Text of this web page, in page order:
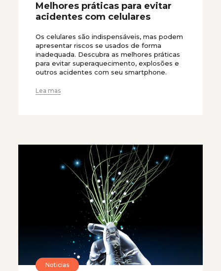
Melhores práticas para evitar
acidentes com celulares
Os celulares são indispensáveis, mas podem
apresentar riscos se usados de forma
inadequada. Descubra as melhores práticas
para evitar superaquecimento, explosões e
outros acidentes com seu smartphone.
Lea mas
Noticias